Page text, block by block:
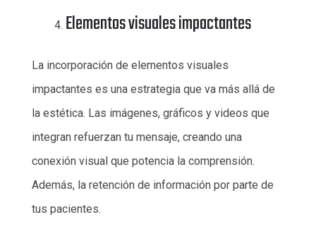
Elementos visuales impactantes
La incorporación de elementos visuales
impactantes es una estrategia que va más allá de
la estética. Las imágenes, gráficos y videos que
integran refuerzan tu mensaje, creando una
conexión visual que potencia la comprensión.
Además, la retención de información por parte de
tus pacientes.